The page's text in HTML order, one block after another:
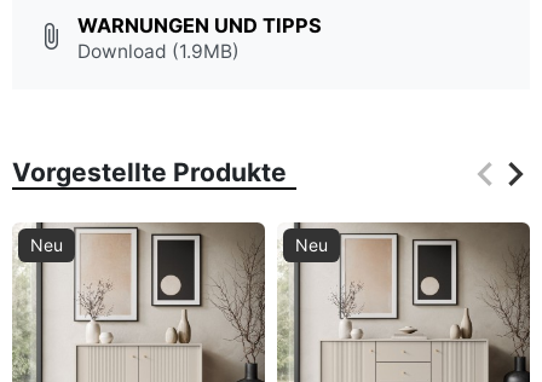
attach_file WARNUNGEN UND TIPPS
Download (1.9MB)
Vorgestellte Produkte keyboard_arrow_left
keyboard_arrow_right
Neu Neu